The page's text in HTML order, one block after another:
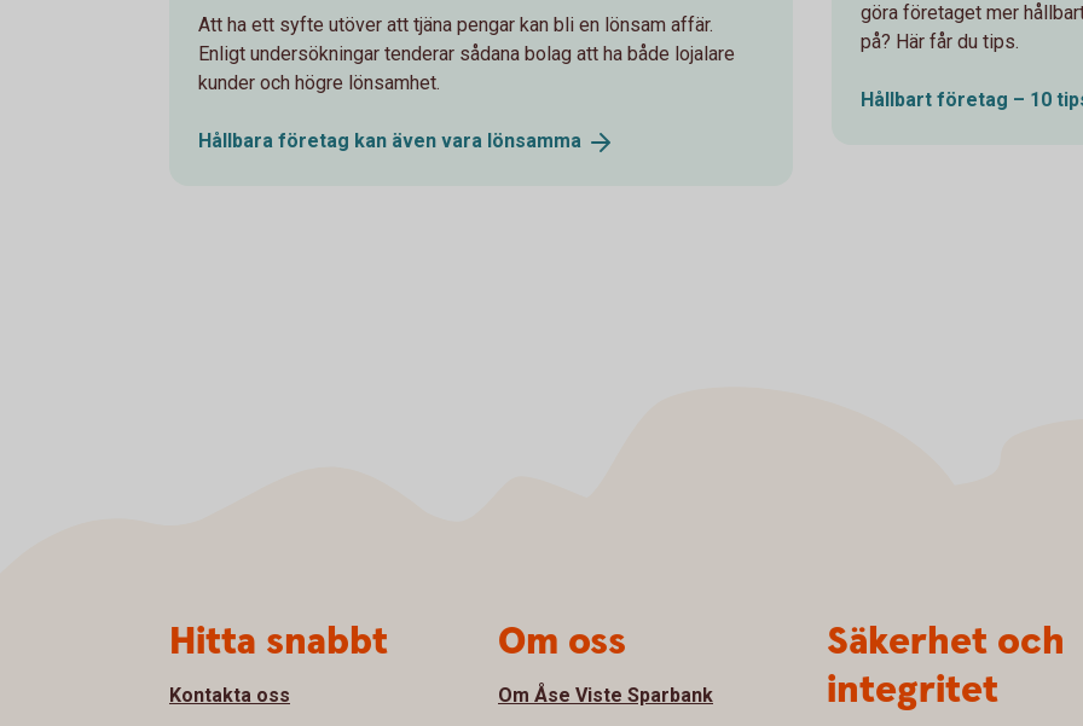
Att ha ett syfte utöver att tjäna pengar kan bli en lönsam affär.
Enligt undersökningar tenderar sådana bolag att ha både lojalare
kunder och högre lönsamhet.
Hållbara företag kan även vara lönsamma
göra företaget mer
på? Här får du tips.
Hållbart företag – 10
Hitta snabbt
Kontakta oss
Om oss
Om Åse Viste Sparbank
Säkerhet och
integritet